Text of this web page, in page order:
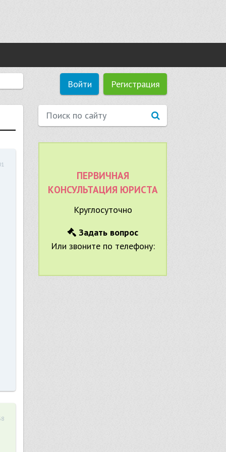
Войти Регистрация
ПЕРВИЧНАЯ
КОНСУЛЬТАЦИЯ ЮРИСТА
Круглосуточно
Задать вопрос
Или звоните по телефону: